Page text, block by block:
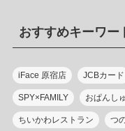
リ
ー
おすすめキーワー
iFace 原宿店 JCBカード
SPY×FAMILY おぱんし
ちいかわレストラン つ